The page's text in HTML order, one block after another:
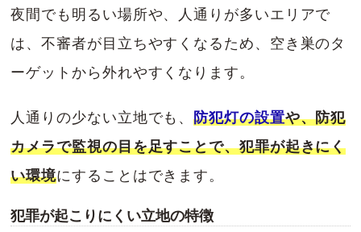
夜間でも明るい場所や、人通りが多いエリアで
は、不審者が目立ちやすくなるため、空き巣のタ
ーゲットから外れやすくなります。
人通りの少ない立地でも、防犯灯の設置や、防犯
カメラで監視の目を足すことで、犯罪が起きにく
い環境にすることはできます。
犯罪が起こりにくい立地の特徴